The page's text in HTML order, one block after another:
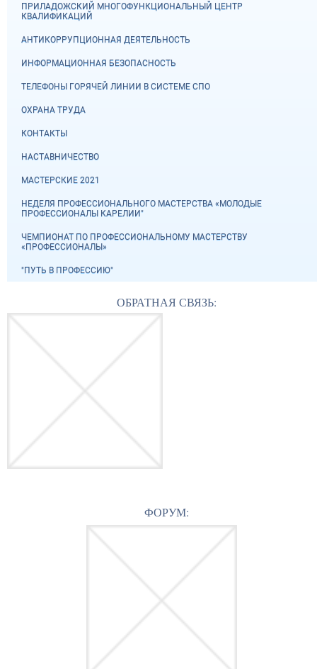
ПРИЛАДОЖСКИЙ МНОГОФУНКЦИОНАЛЬНЫЙ ЦЕНТР
КВАЛИФИКАЦИЙ
АНТИКОРРУПЦИОННАЯ ДЕЯТЕЛЬНОСТЬ
ИНФОРМАЦИОННАЯ БЕЗОПАСНОСТЬ
ТЕЛЕФОНЫ ГОРЯЧЕЙ ЛИНИИ В СИСТЕМЕ СПО
ОХРАНА ТРУДА
КОНТАКТЫ
НАСТАВНИЧЕСТВО
МАСТЕРСКИЕ 2021
НЕДЕЛЯ ПРОФЕССИОНАЛЬНОГО МАСТЕРСТВА «МОЛОДЫЕ
ПРОФЕССИОНАЛЫ КАРЕЛИИ"
ЧЕМПИОНАТ ПО ПРОФЕССИОНАЛЬНОМУ МАСТЕРСТВУ
«ПРОФЕССИОНАЛЫ»
"ПУТЬ В ПРОФЕССИЮ"
ОБРАТНАЯ СВЯЗЬ:
ФОРУМ: